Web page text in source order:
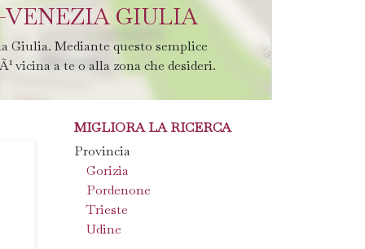
GIULIA
Giulia. Mediante questo semplice
vicina a te o alla zona che desideri.
MIGLIORA LA RICERCA
Provincia
Gorizia
Pordenone
Trieste
Udine